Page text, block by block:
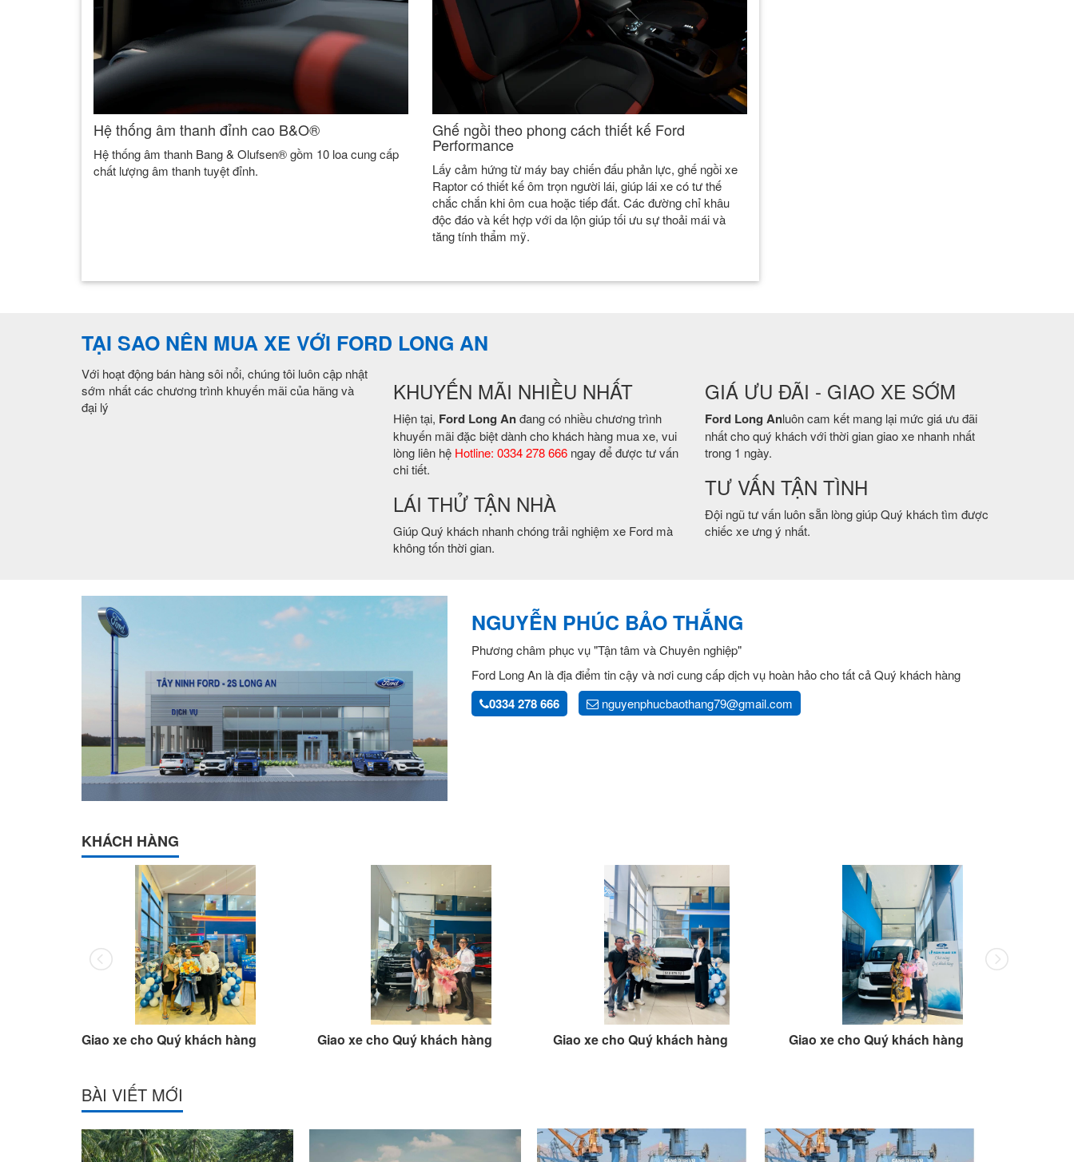
Hệ thống âm thanh đỉnh cao B&O®
Hệ thống âm thanh Bang & Olufsen® gồm 10 loa cung cấp
chất lượng âm thanh tuyệt đỉnh.
Ghế ngồi theo phong cách thiết kế Ford
Performance
Lấy cảm hứng từ máy bay chiến đấu phản lực, ghế ngồi xe
Raptor có thiết kế ôm trọn người lái, giúp lái xe có tư thế
chắc chắn khi ôm cua hoặc tiếp đất. Các đường chỉ khâu
độc đáo và kết hợp với da lộn giúp tối ưu sự thoải mái và
tăng tính thẩm mỹ.
TẠI SAO NÊN MUA XE VỚI FORD LONG AN
Với hoạt động bán hàng sôi nổi, chúng tôi luôn cập nhật
sớm nhất các chương trình khuyến mãi của hãng và
đại lý
KHUYẾN MÃI NHIỀU NHẤT
Hiện tại, Ford Long Anđang có nhiều chương trình
khuyến mãi đặc biệt dành cho khách hàng mua xe, vui
lòng liên hệ Hotline: 0334 278 666 ngay để được tư vấn
chi tiết.
LÁI THỬ TẬN NHÀ
Giúp Quý khách nhanh chóng trải nghiệm xe Ford mà
không tốn thời gian.
GIÁ ƯU ĐÃI - GIAO XE SỚM
Ford Long Anluôn cam kết mang lại mức giá ưu đãi
nhất cho quý khách với thời gian giao xe nhanh nhất
trong 1 ngày.
TƯ VẤN TẬN TÌNH
Đội ngũ tư vấn luôn sẵn lòng giúp Quý khách tìm được
chiếc xe ưng ý nhất.
NGUYỄN PHÚC BẢO THẮNG
Phương châm phục vụ "Tận tâm và Chuyên nghiệp"
Ford Long An là địa điểm tin cậy và nơi cung cấp dịch vụ hoàn hảo cho tất cả Quý khách hàng
0334 278 666 nguyenphucbaothang79@gmail.com
KHÁCH HÀNG
Giao xe cho Quý khách hàng Giao xe cho Quý khách hàng Giao xe cho Quý khách hàng Giao xe cho Quý khách hàng
BÀI VIẾT MỚI